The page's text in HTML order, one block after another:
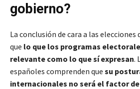
gobierno?
La conclusión de cara a las elecciones
que lo que los programas
relevante como lo que sí expresan.
españoles comprenden que su
internacionales no será el factor